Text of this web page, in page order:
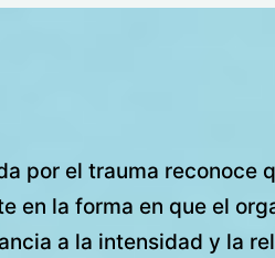
por el trauma reconoce
en la forma en que el
a la intensidad y la